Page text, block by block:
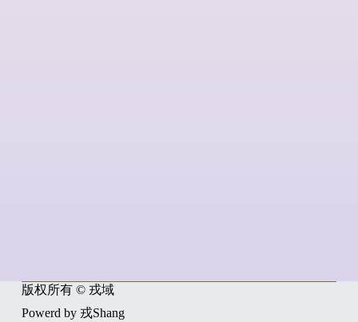
版权所有 © 戎域
Powerd by 戎Shang